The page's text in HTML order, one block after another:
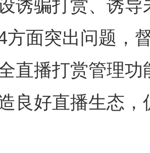
诱骗打赏、诱
方面突出问题，
直播打赏管理
良好直播生态